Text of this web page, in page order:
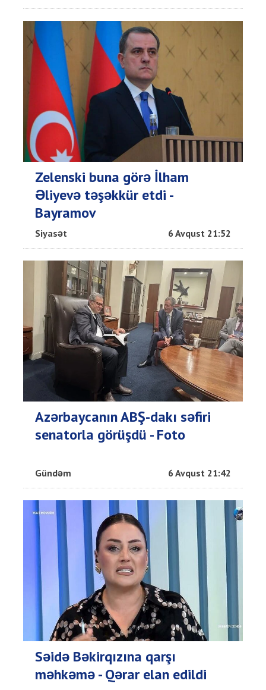
Zelenski buna görə İlham
Əliyevə təşəkkür etdi -
Bayramov
Siyasət 6 Avqust 21:52
Azərbaycanın ABŞ-dakı səfiri
senatorla görüşdü - Foto
Gündəm 6 Avqust 21:42
Səidə Bəkirqızına qarşı
məhkəmə - Qərar elan edildi